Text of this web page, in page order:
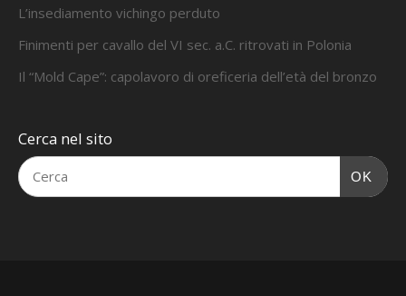
L’insediamento vichingo perduto
Finimenti per cavallo del VI sec. a.C. ritrovati in Polonia
Il “Mold Cape”: capolavoro di oreficeria dell’età del bronzo
Cerca nel sito
OK